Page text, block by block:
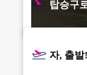
탑승구
자, 출발!